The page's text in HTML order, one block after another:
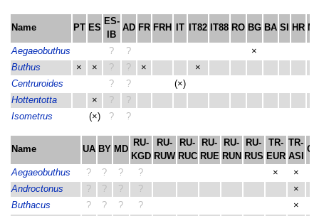
Name PT ES
ES-
IB
AD FR FRH IT IT82 IT88 RO BG BA SI HR
Aegaeobuthus ? ? ×
Buthus
× × ? ? ×
×
Centruroides
? ?
(×)
Hottentotta
× ?
?
Isometrus
(×) ? ?
Name UA BY MD
RU-
KGD
RU-
RUW
RU-
RUC
RU-
RUE
RU-
RUN
RU-
RUS
TR-
EUR
TR-
ASI
CY
Aegaeobuthus ? ? ? ? × ×
Androctonus
? ? ? ?
×
Buthacus
? ? ? ?
×